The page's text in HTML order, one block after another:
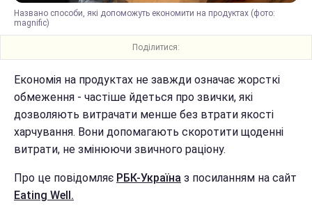
Названо способи, які допоможуть економити на продуктах (фото:
magnific)
Поділитися:
Економія на продуктах не завжди означає жорсткі
обмеження - частіше йдеться про звички, які
дозволяють витрачати менше без втрати якості
харчування. Вони допомагають скоротити щоденні
витрати, не змінюючи звичного раціону.
Про це повідомляє РБК-Україна з посиланням на сайт
Eating Well.